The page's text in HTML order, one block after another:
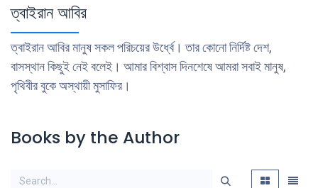
ত্বাইরান আবির
ত্বাইরান আবির মানুষ সকল পরিচয়ের উর্ধ্বে। তার কোনো নির্দিষ্ট দেশ,
বাসস্থান কিছুই নেই বলেই। আমার বিশ্বাস দিনশেষে আমরা সবাই মানুষ,
পৃথিবীর বুকে অস্থায়ী মুসাফির।
Books by the Author